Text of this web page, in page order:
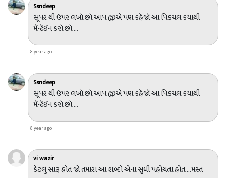
Ssndeep
સૂપર થી ઉપર લખૉ છૉ આપ @એ પણ કહૅજૉ આ પિકચલ કયાથી
મૅન્ટૅઈન કરૉ છૉ ...
8 year ago
Ssndeep
સૂપર થી ઉપર લખૉ છૉ આપ @એ પણ કહૅજૉ આ પિકચલ કયાથી
મૅન્ટૅઈન કરૉ છૉ ...
8 year ago
vi wazir
કેટલું સારૂં હોત જો તમારા આ શબ્દો એના સુધી પહોચતા હોત....મસ્ત